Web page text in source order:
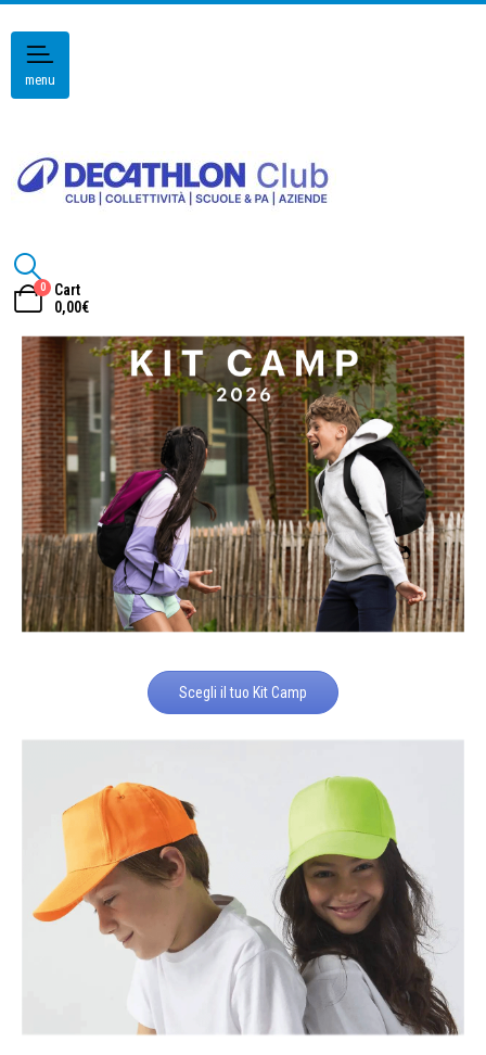
menu
0
Cart
0,00€
Scegli il tuo Kit Camp